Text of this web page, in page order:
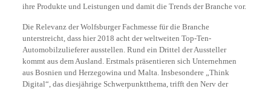
ihre Produkte und Leistungen und damit die Trends der Branche vor.
Die Relevanz der Wolfsburger Fachmesse für die Branche
unterstreicht, dass hier 2018 acht der weltweiten Top-Ten-
Automobilzulieferer ausstellen. Rund ein Drittel der Aussteller
kommt aus dem Ausland. Erstmals präsentieren sich Unternehmen
aus Bosnien und Herzegowina und Malta. Insbesondere „Think
Digital“, das diesjährige Schwerpunktthema, trifft den Nerv der